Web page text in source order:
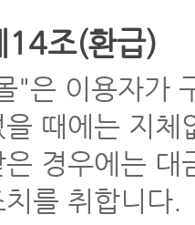
14조(환급)
"은 이용자가
을 때에는 지체
은 경우에는 대
치를 취합니다.